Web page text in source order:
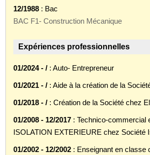
12/1988 : Bac
BAC F1- Construction Mécanique
Expériences professionnelles
01/2024 - / : Auto- Entrepreneur
01/2021 - / : Aide à la création de la
01/2018 - / : Création de la Société chez
01/2008 - 12/2017 : Technico-commercial
ISOLATION EXTERIEURE chez Société
01/2002 - 12/2002 : Enseignant en classe